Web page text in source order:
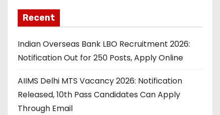
Recent
Indian Overseas Bank LBO Recruitment 2026:
Notification Out for 250 Posts, Apply Online
AIIMS Delhi MTS Vacancy 2026: Notification
Released, 10th Pass Candidates Can Apply
Through Email